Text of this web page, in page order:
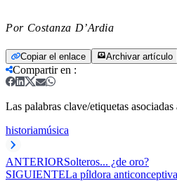
Por Costanza D’Ardia
Copiar el enlace Archivar artículo
Compartir en :
Las palabras clave/etiquetas asociadas
historiamúsica
ANTERIORSolteros... ¿de oro?
SIGUIENTELa píldora